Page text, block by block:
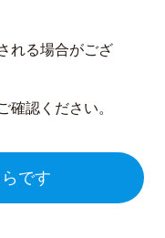
れる場合がござ
確認ください。
です